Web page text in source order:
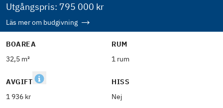
Utgångspris: 795 000 kr
Läs mer om budgivning
BOAREA
32,5 m²
RUM
1 rum
AVGIFT
1 936 kr
HISS
Nej